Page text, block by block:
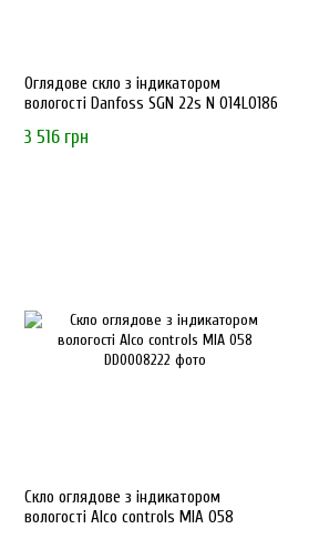
Оглядове скло з індикатором
вологості Danfoss SGN 22s N 014L0186
3 516 грн
Скло оглядове з індикатором
вологості Alco controls MIA 058